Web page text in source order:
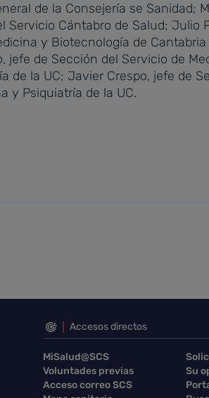
de la Consejería se Sanidad;
Cántabro de Salud; Julio
y Biotecnología de
de Sección del Servicio de
la UC; Javier Crespo, jefe de
y Psiquiatría de la UC.
Accesos directos
MiSalud@SCS
Voluntades previas
Su
Acceso correo SCS